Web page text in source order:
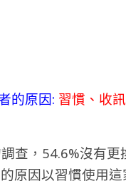
的原因: 習慣、收
查，54.6%沒有
原因以習慣使用